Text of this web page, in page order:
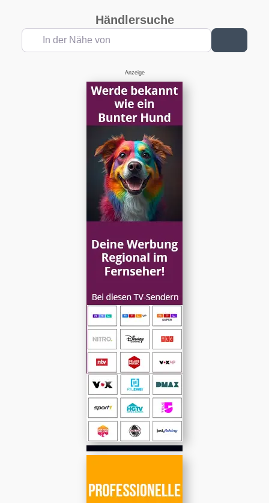
Händlersuche
In der Nähe von
Anzeige